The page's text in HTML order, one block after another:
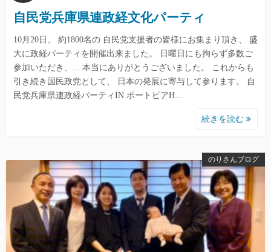
自民党兵庫県連政経文化パーティ
10月20日、 約1800名の 自民党支援者の皆様にお集まり頂き、 盛
大に政経パーティを開催出来ました。 日曜日にも拘らず多数ご
参加いただき、... 本当にありがとうございました。 これからも
引き続き国民政党として、 日本の発展に寄与して参ります。 自
民党兵庫県連政経パーティIN ポートピアH…
続きを読む
のりさんブログ